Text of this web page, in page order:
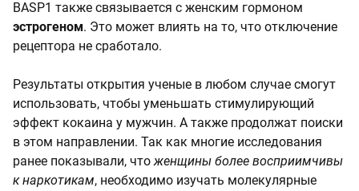
BASP1 также связывается с женским гормоном
эстрогеном. Это может влиять на то, что отключение
рецептора не сработало.
Результаты открытия ученые в любом случае смогут
использовать, чтобы уменьшать стимулирующий
эффект кокаина у мужчин. А также продолжат поиски
в этом направлении. Так как многие исследования
ранее показывали, что женщины более восприимчивы
к наркотикам, необходимо изучать молекулярные